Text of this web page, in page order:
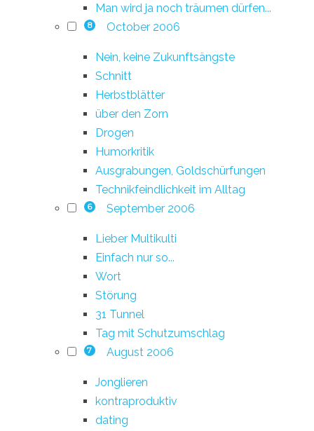
Man wird ja noch träumen dürfen...
8 October 2006
Nein, keine Zukunftsängste
Schnitt
Herbstblätter
über den Zorn
Drogen
Humorkritik
Ausgrabungen, Goldschürfungen
Technikfeindlichkeit im Alltag
6 September 2006
Lieber Multikulti
Einfach nur so...
Wort
Störung
31 Tunnel
Tag mit Schutzumschlag
7 August 2006
Jonglieren
kontraproduktiv
dating